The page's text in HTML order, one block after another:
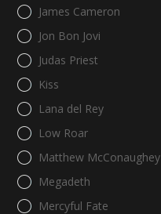
James Cameron
Jon Bon Jovi
Judas Priest
Kiss
Lana del Rey
Low Roar
Matthew McConaughey
Megadeth
Mercyful Fate